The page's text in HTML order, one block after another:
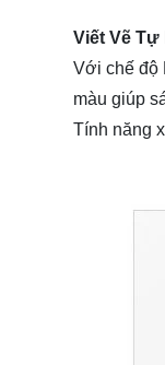
Viết Vẽ Tự
Với chế độ
màu giúp
Tính năng